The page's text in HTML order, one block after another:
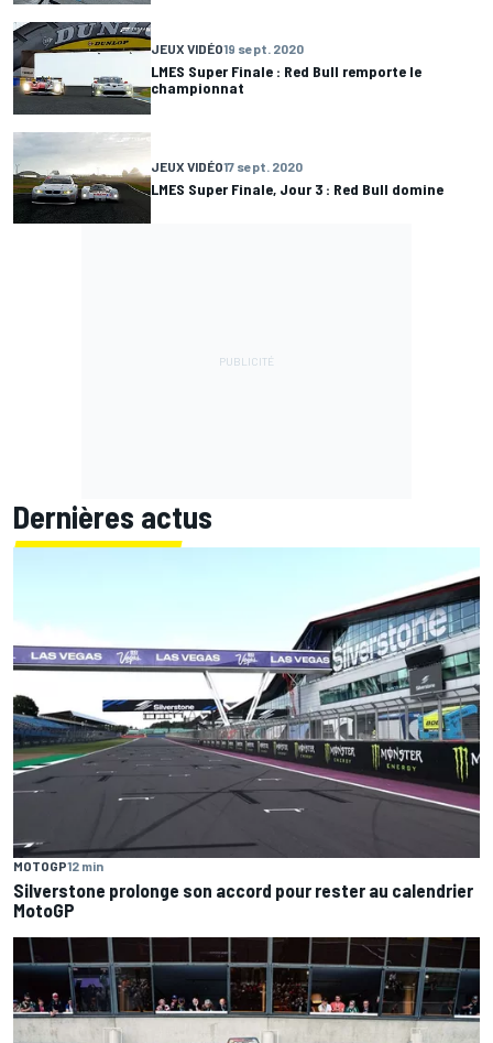
JEUX VIDÉO19 sept. 2020
LMES Super Finale : Red Bull remporte le
championnat
JEUX VIDÉO17 sept. 2020
LMES Super Finale, Jour 3 : Red Bull domine
Dernières actus
MOTOGP12 min
Silverstone prolonge son accord pour rester au calendrier
MotoGP